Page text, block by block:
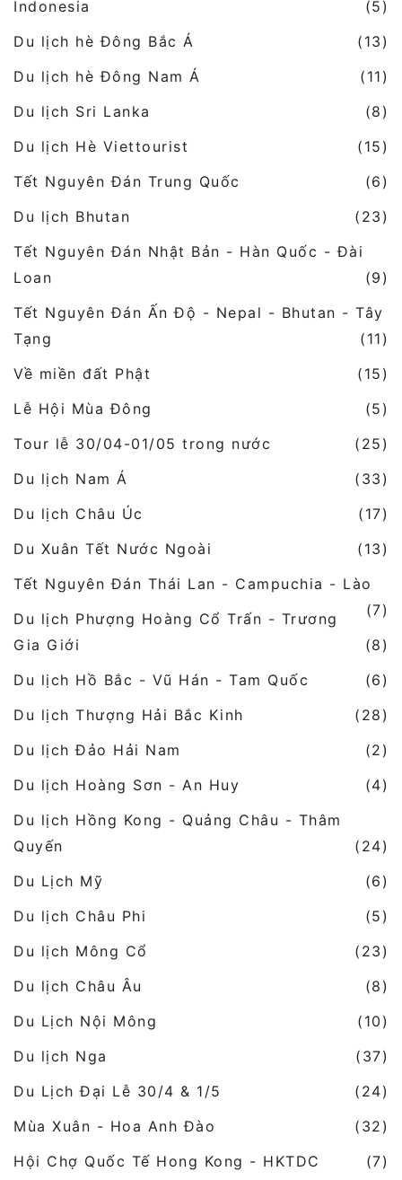
Indonesia
(5)
Du lịch hè Đông Bắc Á
(13)
Du lịch hè Đông Nam Á
(11)
Du lịch Sri Lanka
(8)
Du lịch Hè Viettourist
(15)
Tết Nguyên Đán Trung Quốc
(6)
Du lịch Bhutan
(23)
Tết Nguyên Đán Nhật Bản - Hàn Quốc - Đài
Loan
(9)
Tết Nguyên Đán Ấn Độ - Nepal - Bhutan - Tây
Tạng
(11)
Về miền đất Phật
(15)
Lễ Hội Mùa Đông
(5)
Tour lễ 30/04-01/05 trong nước
(25)
Du lịch Nam Á
(33)
Du lịch Châu Úc
(17)
Du Xuân Tết Nước Ngoài
(13)
Tết Nguyên Đán Thái Lan - Campuchia - Lào
(7)
Du lịch Phượng Hoàng Cổ Trấn - Trương
Gia Giới
(8)
Du lịch Hồ Bắc - Vũ Hán - Tam Quốc
(6)
Du lịch Thượng Hải Bắc Kinh
(28)
Du lịch Đảo Hải Nam
(2)
Du lịch Hoàng Sơn - An Huy
(4)
Du lịch Hồng Kong - Quảng Châu - Thâm
Quyến
(24)
Du Lịch Mỹ
(6)
Du lịch Châu Phi
(5)
Du lịch Mông Cổ
(23)
Du lịch Châu Âu
(8)
Du Lịch Nội Mông
(10)
Du lịch Nga
(37)
Du Lịch Đại Lễ 30/4 & 1/5
(24)
Mùa Xuân - Hoa Anh Đào
(32)
Hội Chợ Quốc Tế Hong Kong - HKTDC
(7)